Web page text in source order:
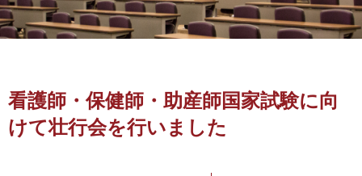
看護師・保健師・助産師国家試験に向
けて壮行会を行いました